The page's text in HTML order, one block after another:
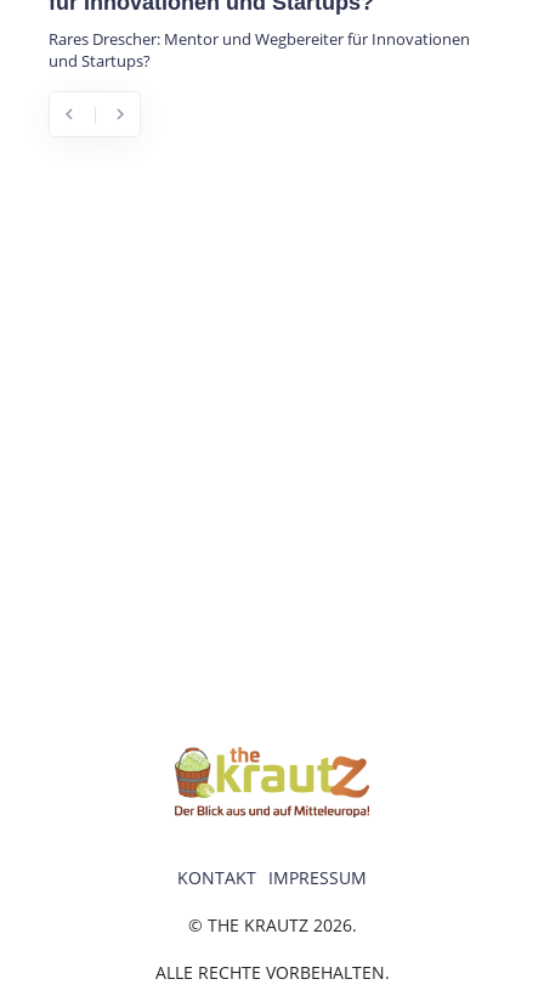
Rares Drescher: Mentor und Wegbereiter für Innovationen
und Startups?
chevron_left chevron_right
© THE KRAUTZ 2026.
ALLE RECHTE VORBEHALTEN.
KONTAKT IMPRESSUM